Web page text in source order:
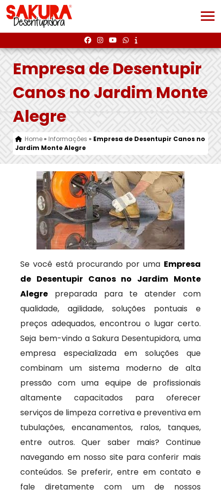
Empresa de Desentupir
Canos no Jardim Monte
Alegre
Home» Informações » Empresa de Desentupir Canos no
Jardim Monte Alegre
Se você está procurando por uma Empresa
de Desentupir Canos no Jardim Monte
Alegre preparada para te atender com
qualidade, agilidade, soluções pontuais e
preços adequados, encontrou o lugar certo.
Seja bem-vindo a Sakura Desentupidora, uma
empresa especializada em soluções que
combinam um sistema moderno de alta
pressão com uma equipe de profissionais
altamente capacitados para oferecer
serviços de limpeza corretiva e preventiva em
tubulações, encanamentos, ralos, tanques,
entre outros. Quer saber mais? Continue
navegando em nosso site para conferir mais
conteúdos. Se preferir, entre em contato e
fale diretamente com um de nossos